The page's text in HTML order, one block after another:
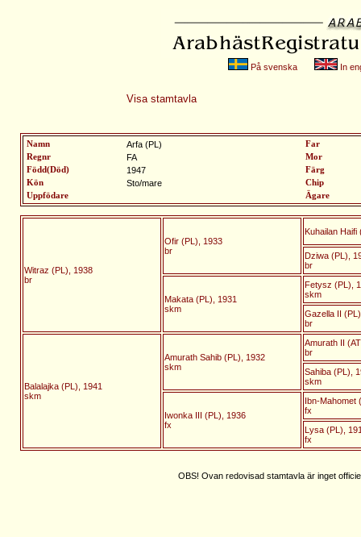
På svenska In
Visa stamtavla
Namn Arfa (PL)
Far
Regnr
FA
Mor
Född(Död)
1947
Färg
Kön
Sto/mare
Chip
Uppfödare
Ägare
Witraz (PL), 1938
br
Ofir (PL), 1933
br
Kuhailan Haifi
Dziwa (PL),
br
Makata (PL), 1931
skm
Fetysz (PL),
skm
Gazella II
br
Balalajka (PL), 1941
skm
Amurath Sahib (PL), 1932
skm
Amurath II
br
Sahiba (PL),
skm
Iwonka III (PL), 1936
fx
Ibn-Mahomet
fx
Lysa (PL),
fx
OBS! Ovan redovisad stamtavla är inget